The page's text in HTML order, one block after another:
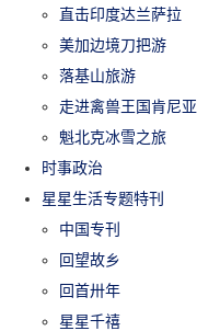
直击印度达兰萨拉
美加边境刀把游
落基山旅游
走进禽兽王国肯尼亚
魁北克冰雪之旅
时事政治
星星生活专题特刊
中国专刊
回望故乡
回首卅年
星星千禧